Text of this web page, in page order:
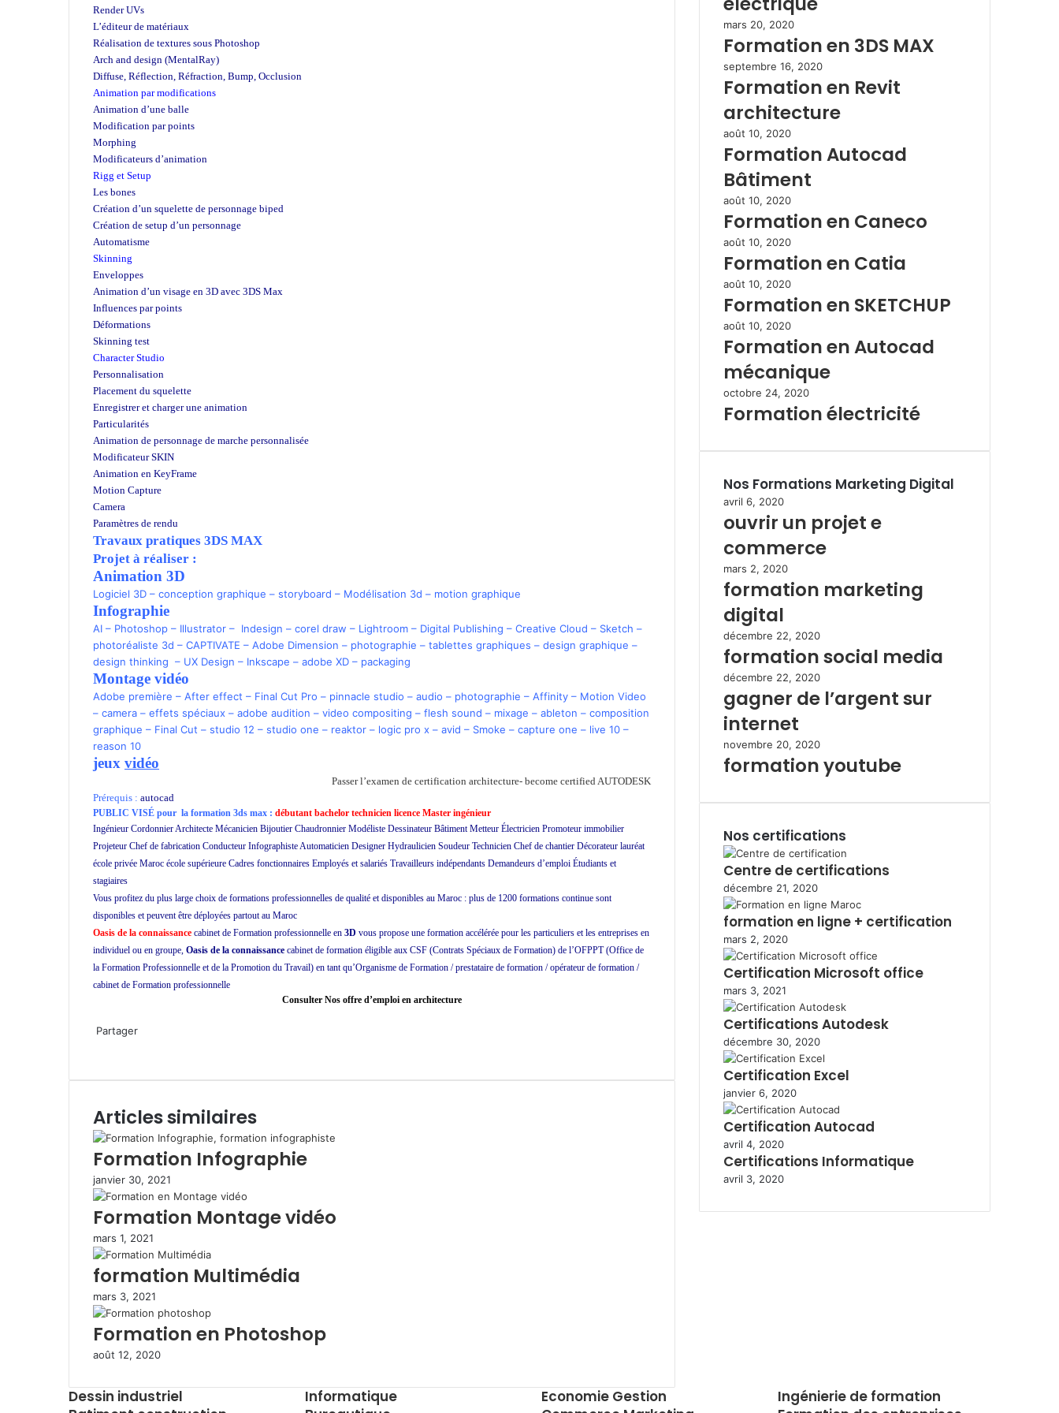
Render UVs
L’éditeur de matériaux
Réalisation de textures sous Photoshop
Arch and design (MentalRay)
Diffuse, Réflection, Réfraction, Bump, Occlusion
Animation par modifications
Animation d’une balle
Modification par points
Morphing
Modificateurs d’animation
Rigg et Setup
Les bones
Création d’un squelette de personnage biped
Création de setup d’un personnage
Automatisme
Skinning
Enveloppes
Animation d’un visage en 3D avec 3DS Max
Influences par points
Déformations
Skinning test
Character Studio
Personnalisation
Placement du squelette
Enregistrer et charger une animation
Particularités
Animation de personnage de marche personnalisée
Modificateur SKIN
Animation en KeyFrame
Motion Capture
Camera
Paramètres de rendu
Travaux pratiques 3DS MAX
Projet à réaliser :
Animation 3D
Logiciel 3D – conception graphique – storyboard – Modélisation 3d – motion graphique
Infographie
AI – Photoshop – Illustrator – Indesign – corel draw – Lightroom – Digital Publishing – Creative Cloud – Sketch –
photoréaliste 3d – CAPTIVATE – Adobe Dimension – photographie – tablettes graphiques – design graphique –
design thinking – UX Design – Inkscape – adobe XD – packaging
Montage vidéo
Adobe première – After effect – Final Cut Pro – pinnacle studio – audio – photographie – Affinity – Motion Video
– camera – effets spéciaux – adobe audition – video compositing – flesh sound – mixage – ableton – composition
graphique – Final Cut – studio 12 – studio one – reaktor – logic pro x – avid – Smoke – capture one – live 10 –
reason 10
jeux vidéo
Passer l’examen de certification architecture- become certified AUTODESK
Prérequis : autocad
PUBLIC VISÉ pour la formation 3ds max : débutant bachelor technicien licence Master ingénieur
Ingénieur Cordonnier Architecte Mécanicien Bijoutier Chaudronnier Modéliste Dessinateur Bâtiment Metteur Électricien Promoteur immobilier
Projeteur Chef de fabrication Conducteur Infographiste Automaticien Designer Hydraulicien Soudeur Technicien Chef de chantier Décorateur lauréat
école privée Maroc école supérieure Cadres fonctionnaires Employés et salariés Travailleurs indépendants Demandeurs d’emploi Étudiants et
stagiaires
Vous profitez du plus large choix de formations professionnelles de qualité et disponibles au Maroc : plus de 1200 formations continue sont
disponibles et peuvent être déployées partout au Maroc
Oasis de la connaissance cabinet de Formation professionnelle en 3D vous propose une formation accélérée pour les particuliers et les entreprises en
individuel ou en groupe, Oasis de la connaissance cabinet de formation éligible aux CSF (Contrats Spéciaux de Formation) de l’OFPPT (Office de
la Formation Professionnelle et de la Promotion du Travail) en tant qu’Organisme de Formation / prestataire de formation / opérateur de formation /
cabinet de Formation professionnelle
Consulter Nos offre d’emploi en architecture
h
s
p
p
Partager
c
b
o
o
k
i
t
e
r
n
e
d
i
n
n
e
s
t
a
s
p
r
a
r
p
a
r
m
a
l
p
i
r
Articles similaires
Formation Infographie
janvier 30, 2021
Formation Montage vidéo
mars 1, 2021
formation Multimédia
mars 3, 2021
Formation en Photoshop
août 12, 2020
mars 20, 2020
Formation en 3DS MAX
septembre 16, 2020
Formation en Revit
architecture
août 10, 2020
Formation Autocad
Bâtiment
août 10, 2020
Formation en Caneco
août 10, 2020
Formation en Catia
août 10, 2020
Formation en SKETCHUP
août 10, 2020
Formation en Autocad
mécanique
octobre 24, 2020
Formation électricité
Nos Formations Marketing Digital
avril 6, 2020
ouvrir un projet e
commerce
mars 2, 2020
formation marketing
digital
décembre 22, 2020
formation social media
décembre 22, 2020
gagner de l’argent sur
internet
novembre 20, 2020
formation youtube
Nos certifications
Centre de certifications
décembre 21, 2020
formation en ligne + certification
mars 2, 2020
Certification Microsoft office
mars 3, 2021
Certifications Autodesk
décembre 30, 2020
Certification Excel
janvier 6, 2020
Certification Autocad
avril 4, 2020
Certifications Informatique
avril 3, 2020
Dessin industriel
Informatique
Economie Gestion
Ingénierie de formation